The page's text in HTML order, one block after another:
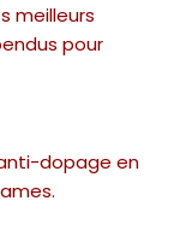
meilleurs
pour
dopage en